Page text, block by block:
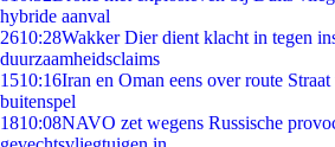
hybride aanval
2610:28Wakker Dier dient klacht in tegen
duurzaamheidsclaims
1510:16Iran en Oman eens over route
buitenspel
1810:08NAVO zet wegens Russische